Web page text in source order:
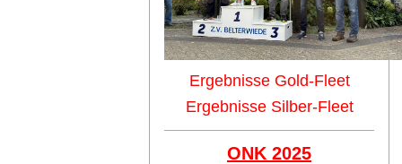
Ergebnisse Gold-Fleet
Ergebnisse Silber-Fleet
ONK 2025